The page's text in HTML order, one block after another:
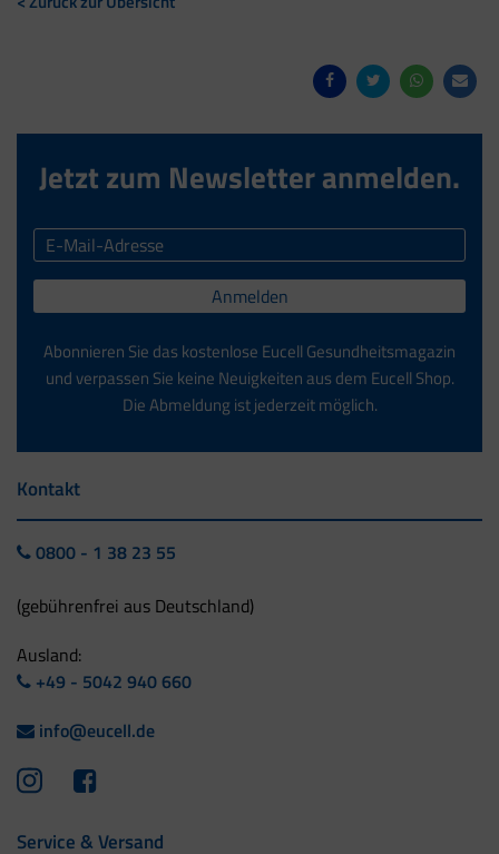
Jetzt zum Newsletter anmelden.
Anmelden
Abonnieren Sie das kostenlose Eucell Gesundheitsmagazin
und verpassen Sie keine Neuigkeiten aus dem Eucell Shop.
Die Abmeldung ist jederzeit möglich.
Kontakt
0800 - 1 38 23 55
(gebührenfrei aus Deutschland)
Ausland:
+49 - 5042 940 660
info@eucell.de
Service & Versand